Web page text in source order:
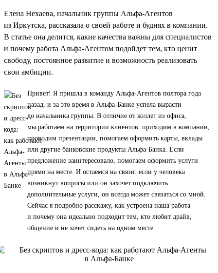
Елена Нехаева, начальник группы Альфа-Агентов
из Иркутска, рассказала о своей работе и буднях в компании.
В статье она делится, какие качества важны для специалистов
и почему работа Альфа-Агентом подойдет тем, кто ценит
свободу, постоянное развитие и возможность реализовать
свои амбиции.
Привет! Я пришла в команду Альфа-Агентов полтора года
назад, и за это время в Альфа-Банке успела вырасти
до начальника группы. В отличие от коллег из офиса,
мы работаем на территории клиентов: приходим в компании,
проводим презентации, помогаем оформить карты, вклады
или другие банковские продукты Альфа-Банка. Если
предложение заинтересовало, помогаем оформить услуги
прямо на месте. И остаемся на связи: если у человека
возникнут вопросы или он захочет подключить
дополнительные услуги, он всегда может связаться со мной.
Сейчас я подробно расскажу, как устроена наша работа
и почему она идеально подходит тем, кто любит драйв,
общение и не хочет сидеть на одном месте.